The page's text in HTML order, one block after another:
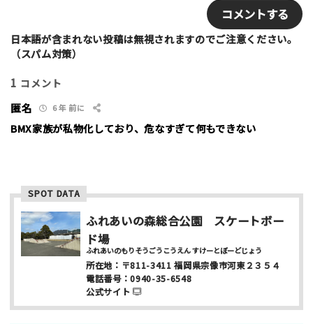
該当する項目を選択して下さい（複数可能）
上級者向け
初心者向け
ファミリー向け
利用者多い
利用者少ない
女性多い
セクション多い
ニックネーム （任意/公開）
*
i日本語が含まれない投稿は無視されますのでご注意ください。
（スパム対策）
1 コメント
匿名 6 年 前に
BMX家族が私物化しており、危なすぎて何もできない
SPOT DATA
ふれあいの森総合公園 スケートボー
ド場
ふれあいのもりそうごうこうえん すけーとぼーどじょう
所在地： 〒811-3411 福岡県宗像市河東２３５４
電話番号：0940-35-6548
公式サイト